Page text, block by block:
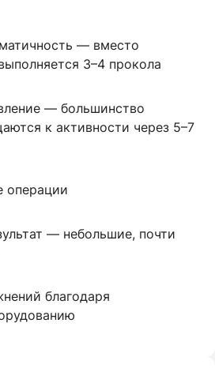
— вместо
3–4 прокола
— большинство
к активности через 5–7
операции
— небольшие, почти
благодаря